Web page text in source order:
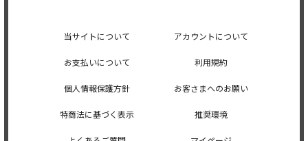
当サイトについて アカウントについて
お支払いについて 利用規約
個人情報保護方針 お客さまへのお願い
特商法に基づく表示 推奨環境